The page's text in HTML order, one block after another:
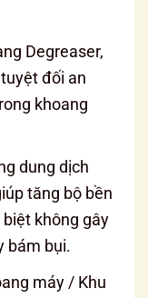
Degreaser,
đối an
khoang
dung dịch
tăng bộ bền
không gây
bám bụi.
máy / Khu